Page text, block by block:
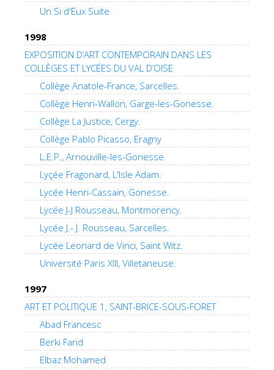
Un Si d'Eux Suite
1998
EXPOSITION D’ART CONTEMPORAIN DANS LES
COLLÈGES ET LYCÉES DU VAL D’OISE
Collège Anatole-France, Sarcelles.
Collège Henri-Wallon, Garge-les-Gonesse.
Collège La Justice, Cergy.
Collège Pablo Picasso, Eragny
L.E.P., Arnouville-les-Gonesse
Lyçée Fragonard, L'Isle Adam.
Lycée Henri-Cassain, Gonesse.
Lycée J-J Rousseau, Montmorency.
Lycée J.- J. Rousseau, Sarcelles.
Lycée Leonard de Vinci, Saint Witz.
Université Paris XIII, Villetaneuse.
1997
ART ET POLITIQUE 1, SAINT-BRICE-SOUS-FORET
Abad Francesc
Berki Farid
Elbaz Mohamed